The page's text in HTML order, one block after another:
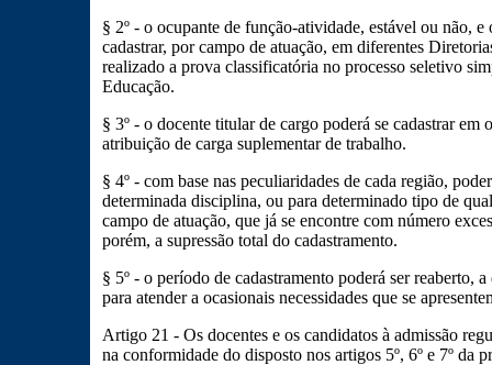
§ 2º - o ocupante de função-atividade, estável ou não, e
cadastrar, por campo de atuação, em diferentes
realizado a prova classificatória no processo seletivo
Educação.
§ 3º - o docente titular de cargo poderá se cadastrar
atribuição de carga suplementar de trabalho.
§ 4º - com base nas peculiaridades de cada região,
determinada disciplina, ou para determinado tipo de
campo de atuação, que já se encontre com número
porém, a supressão total do cadastramento.
§ 5º - o período de cadastramento poderá ser reaberto,
para atender a ocasionais necessidades que se
Artigo 21 - Os docentes e os candidatos à admissão
na conformidade do disposto nos artigos 5º, 6º e 7º da